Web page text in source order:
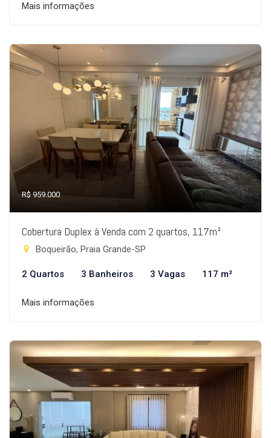
Mais informações
R$ 959.000
Cobertura Duplex à Venda com 2 quartos, 117m²
Boqueirão, Praia Grande-SP
2 Quartos 3 Banheiros 3 Vagas 117 m²
Mais informações